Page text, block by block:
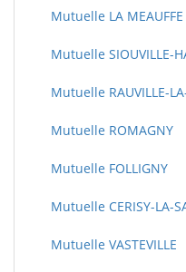
Mutuelle LA MEAUFFE
Mutuelle SIOUVILLE-
Mutuelle RAUVILLE-
Mutuelle ROMAGNY
Mutuelle FOLLIGNY
Mutuelle CERISY-LA-
Mutuelle VASTEVILLE